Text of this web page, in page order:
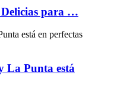
Delicias para …
La Punta está